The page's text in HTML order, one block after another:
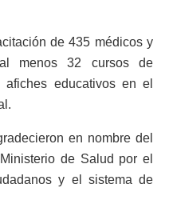
de 435 médicos y
menos 32 cursos de
educativos en el
en nombre del
de Salud por el
y el sistema de